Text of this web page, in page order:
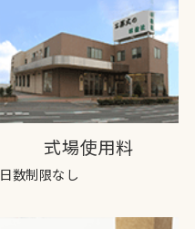
式場使用料
日数制限なし